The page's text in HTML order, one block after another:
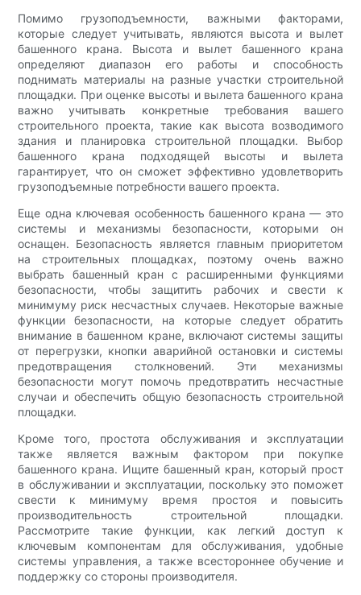
Помимо грузоподъемности, важными факторами,
которые следует учитывать, являются высота и вылет
башенного крана. Высота и вылет башенного крана
определяют диапазон его работы и способность
поднимать материалы на разные участки строительной
площадки. При оценке высоты и вылета башенного крана
важно учитывать конкретные требования вашего
строительного проекта, такие как высота возводимого
здания и планировка строительной площадки. Выбор
башенного крана подходящей высоты и вылета
гарантирует, что он сможет эффективно удовлетворить
грузоподъемные потребности вашего проекта.
Еще одна ключевая особенность башенного крана — это
системы и механизмы безопасности, которыми он
оснащен. Безопасность является главным приоритетом
на строительных площадках, поэтому очень важно
выбрать башенный кран с расширенными функциями
безопасности, чтобы защитить рабочих и свести к
минимуму риск несчастных случаев. Некоторые важные
функции безопасности, на которые следует обратить
внимание в башенном кране, включают системы защиты
от перегрузки, кнопки аварийной остановки и системы
предотвращения столкновений. Эти механизмы
безопасности могут помочь предотвратить несчастные
случаи и обеспечить общую безопасность строительной
площадки.
Кроме того, простота обслуживания и эксплуатации
также является важным фактором при покупке
башенного крана. Ищите башенный кран, который прост
в обслуживании и эксплуатации, поскольку это поможет
свести к минимуму время простоя и повысить
производительность строительной площадки.
Рассмотрите такие функции, как легкий доступ к
ключевым компонентам для обслуживания, удобные
системы управления, а также всестороннее обучение и
поддержку со стороны производителя.